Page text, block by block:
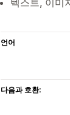
언어
다음과 호환: